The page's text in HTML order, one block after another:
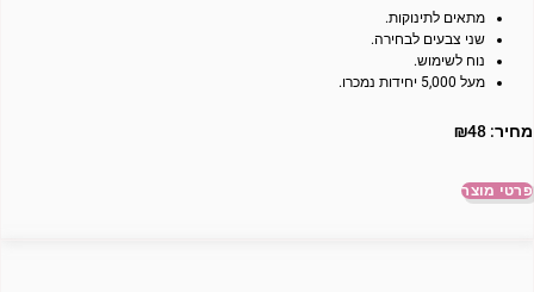
מתאים לתינוקות.
שני צבעים לבחירה.
נוח לשימוש.
מעל 5,000 יחידות נמכרו.
מחיר: ₪48
פרטי מוצר